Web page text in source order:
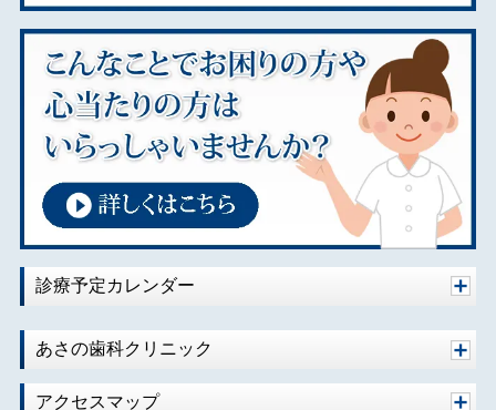
診療予定カレンダー
あさの歯科クリニック
アクセスマップ